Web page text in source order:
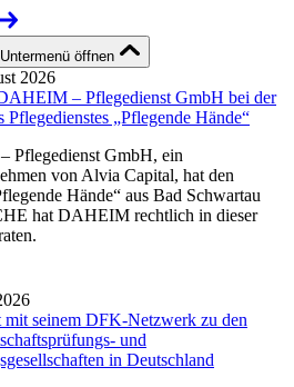
Untermenü öffnen
2026
– Pflegedienst GmbH bei der
„Pflegende Hände“
Pflegedienst GmbH, ein
von Alvia Capital, hat den
Hände“ aus Bad Schwartau
hat DAHEIM rechtlich in dieser
seinem DFK-Netzwerk zu den
und
in Deutschland